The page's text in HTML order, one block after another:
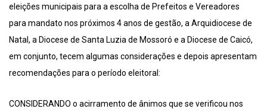
eleições municipais para a escolha de Prefeitos e Vereadores
para mandato nos próximos 4 anos de gestão, a Arquidiocese de
Natal, a Diocese de Santa Luzia de Mossoró e a Diocese de Caicó,
em conjunto, tecem algumas considerações e depois apresentam
recomendações para o período eleitoral:
CONSIDERANDO o acirramento de ânimos que se verificou nos